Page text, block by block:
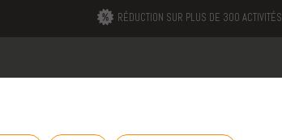
RÉDUCTION SUR PLUS DE 300 ACTIVITÉS